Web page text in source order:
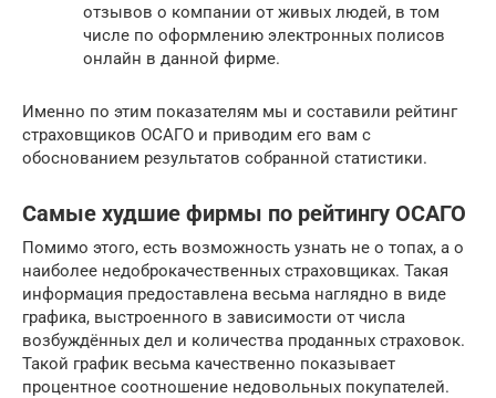
отзывов о компании от живых людей, в том
числе по оформлению электронных полисов
онлайн в данной фирме.
Именно по этим показателям мы и составили рейтинг
страховщиков ОСАГО и приводим его вам с
обоснованием результатов собранной статистики.
Самые худшие фирмы по рейтингу ОСАГО
Помимо этого, есть возможность узнать не о топах, а о
наиболее недоброкачественных страховщиках. Такая
информация предоставлена весьма наглядно в виде
графика, выстроенного в зависимости от числа
возбуждённых дел и количества проданных страховок.
Такой график весьма качественно показывает
процентное соотношение недовольных покупателей.